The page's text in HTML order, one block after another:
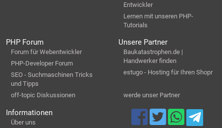
Entwickler
Lernen mit unseren PHP-
Tutorials
PHP Forum
Forum für Webentwickler
PHP-Developer Forum
SEO - Suchmaschinen Tricks
und Tipps
off-topic Diskussionen
Unsere Partner
Baukatastrophen.de |
Handwerker finden
estugo - Hosting für Ihren Shopr
werde unser Partner
Informationen
Über uns